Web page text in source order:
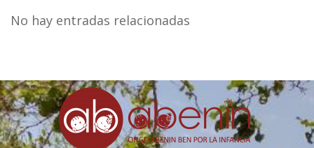
No hay entradas relacionadas